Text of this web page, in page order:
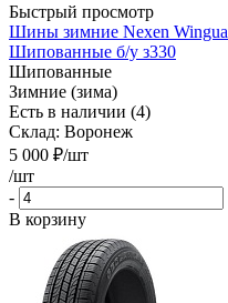
Быстрый просмотр
Шины зимние Nexen
Шипованные б/у з330
Шипованные
Зимние (зима)
Есть в наличии (4)
Склад: Воронеж
5 000 ₽/шт
/шт
-
В корзину